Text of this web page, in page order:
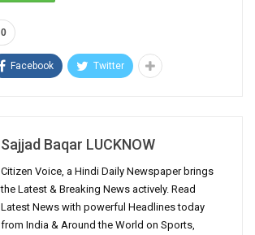
0
Facebook Twitter
Sajjad Baqar LUCKNOW
Citizen Voice, a Hindi Daily Newspaper brings
the Latest & Breaking News actively. Read
Latest News with powerful Headlines today
from India & Around the World on Sports,